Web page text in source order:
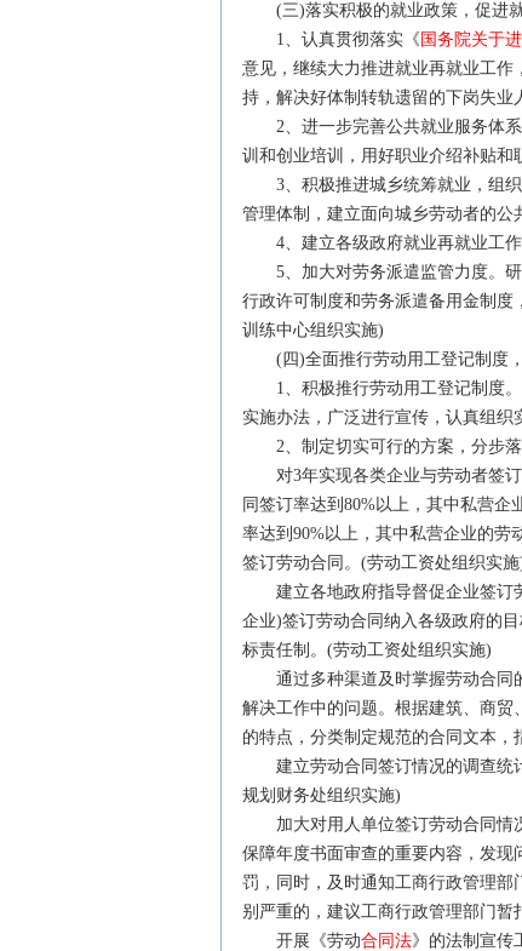
(三)落实积极的就业政策，促进
1、认真贯彻落实《 国务院关于
意见，继续大力推进就业再就业工
持，解决好体制转轨遗留的下岗失业
2、进一步完善公共就业服务体系
训和创业培训，用好职业介绍补贴和
3、积极推进城乡统筹就业，组织
管理体制，建立面向城乡劳动者的公
4、建立各级政府就业再就业工作
5、加大对劳务派遣监管力度。研
行政许可制度和劳务派遣备用金制度
训练中心组织实施)
(四)全面推行劳动用工登记制度，
1、积极推行劳动用工登记制度。
实施办法，广泛进行宣传，认真组织
2、制定切实可行的方案，分步落
对3年实现各类企业与劳动者签订
同签订率达到80%以上，其中私营企
率达到90%以上，其中私营企业的劳
签订劳动合同。(劳动工资处组织实施
建立各地政府指导督促企业签订劳
企业)签订劳动合同纳入各级政府的
标责任制。(劳动工资处组织实施)
通过多种渠道及时掌握劳动合同
解决工作中的问题。根据建筑、商
的特点，分类制定规范的合同文本
建立劳动合同签订情况的调查统计
规划财务处组织实施)
加大对用人单位签订劳动合同情
保障年度书面审查的重要内容，发
罚，同时，及时通知工商行政管理
别严重的，建议工商行政管理部门
开展《劳动合同法》的法制宣传